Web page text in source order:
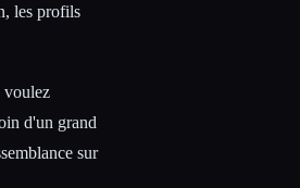
les profils
voulez
d'un grand
sur